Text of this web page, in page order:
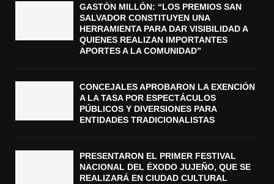
GASTÓN MILLÓN: “LOS PREMIOS SAN
SALVADOR CONSTITUYEN UNA
HERRAMIENTA PARA DAR VISIBILIDAD A
QUIENES REALIZAN IMPORTANTES
APORTES A LA COMUNIDAD”
CONCEJALES APROBARON LA EXENCIÓN
A LA TASA POR ESPECTÁCULOS
PÚBLICOS Y DIVERSIONES PARA
ENTIDADES TRADICIONALISTAS
PRESENTARON EL PRIMER FESTIVAL
NACIONAL DEL ÉXODO JUJEÑO, QUE SE
REALIZARÁ EN CIUDAD CULTURAL